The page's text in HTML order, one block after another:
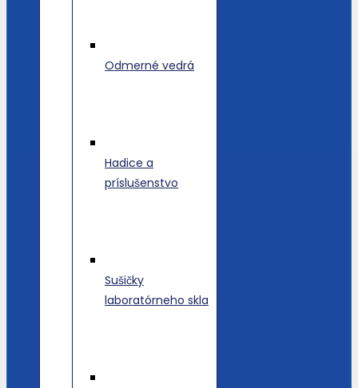
Odmerné vedrá
Hadice a
príslušenstvo
Sušičky
laboratórneho skla